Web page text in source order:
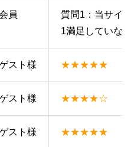
員
質問1：当サイ
1満足していな
スト様 ★★★★★
スト様 ★★★★☆
スト様 ★★★★★